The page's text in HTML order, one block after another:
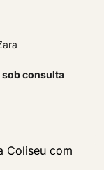
sob consulta